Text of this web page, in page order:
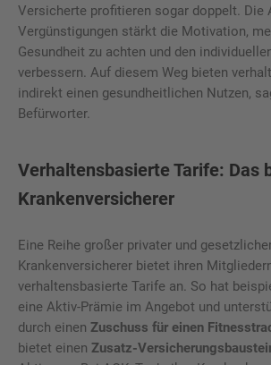
Versicherte profitieren sogar doppelt. Die
Vergünstigungen stärkt die Motivation,
Gesundheit zu achten und den
verbessern. Auf diesem Weg bieten
indirekt einen gesundheitlichen Nutzen,
Befürworter.
Verhaltensbasierte Tarife: Das
Krankenversicherer
Eine Reihe großer privater und
Krankenversicherer bietet ihren
verhaltensbasierte Tarife an. So hat
eine Aktiv-Prämie im Angebot und
durch einen Zuschuss für einen
bietet einen Zusatz-